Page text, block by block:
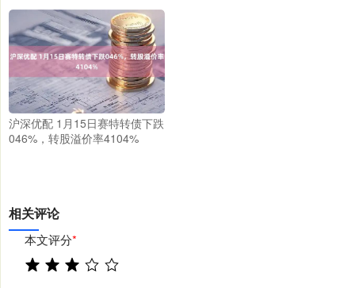
沪深优配 1月15日赛特转债下跌
046%，转股溢价率4104%
相关评论
本文评分*